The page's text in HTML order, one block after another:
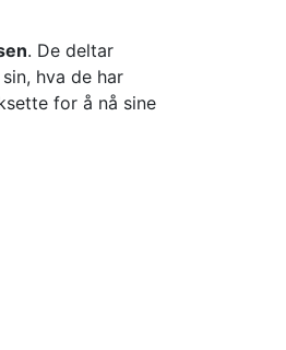
. De deltar
hva de har
for å nå sine